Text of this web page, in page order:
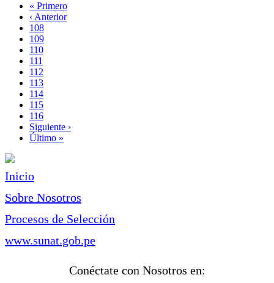
Paginación
Primera
página
« Primero
Página
anterior
‹ Anterior
Page
108
Page
109
Page
110
Page
111
Página
actual
112
Page
113
Page
114
Page
115
Page
116
Siguiente
página
Siguiente ›
Última
Último »
Inicio
Sobre Nosotros
Procesos de Selección
www.sunat.gob.pe
Conéctate con Nosotros en: